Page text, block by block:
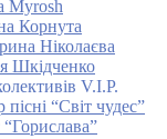
Myrosh
Корнута
Ніколаєва
Шкідченко
V.I.P.
пісні “Світ чудес”